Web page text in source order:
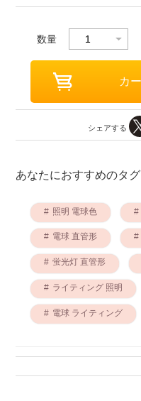
数量
シェアする
あなたにおすすめのタグ
照明 電球色
電球 直管形
蛍光灯 直管形
ライティング 照明
電球 ライティング